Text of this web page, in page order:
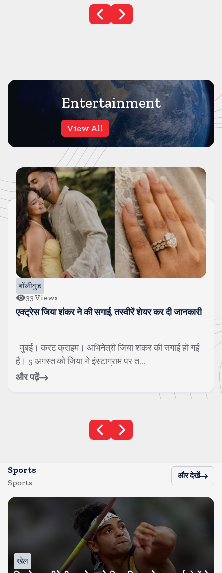
Entertainment
View All
बॉलीवुड
38 Views
श्रेया कालरा बनी लॉक अप-2 की वीनर, इनाम के तौर पर ट्रॉफी
मुंबई। करंट क्राइम। 40 दिनों तक चले बेहिसाब कलेश, तीखी
बहसों, बगावत, दोस्ती, दिल टूटने के लम्...
और पढ़ें
Sports
Sports
और देखें
खेल